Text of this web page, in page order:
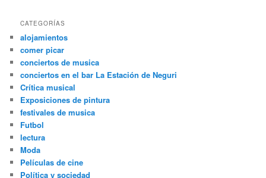
CATEGORÍAS
alojamientos
comer picar
conciertos de musica
conciertos en el bar La Estación de Neguri
Crítica musical
Exposiciones de pintura
festivales de musica
Futbol
lectura
Moda
Películas de cine
Política y sociedad